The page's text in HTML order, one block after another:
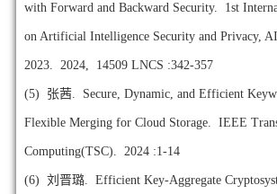
with Forward and Backward Security. 1st
on Artificial Intelligence Security and Privacy,
2023. 2024, 14509 LNCS :342-357
(5) 张茜. Secure, Dynamic, and Efficient
Flexible Merging for Cloud Storage. IEEE
Computing(TSC). 2024 :1-14
(6) 刘晋璐. Efficient Key-Aggregate